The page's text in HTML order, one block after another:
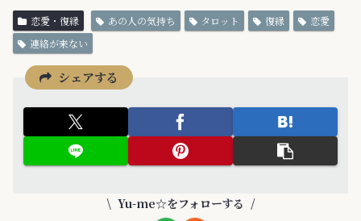
恋愛・復縁 あの人の気持ち タロット 復縁
恋愛
連絡が来ない
シェアする
Yu-me☆をフォローする